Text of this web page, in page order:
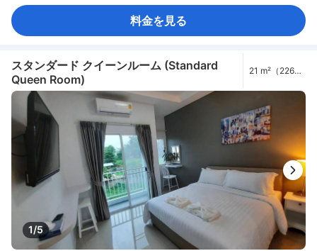
料金を見る
スタンダード クイーンルーム (Standard
Queen Room)
21 m²（226
1/5